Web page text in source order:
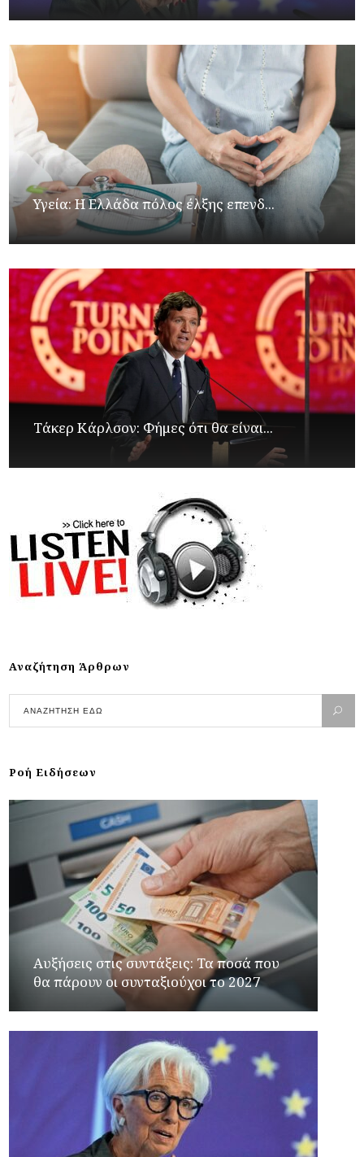
Υγεία: Η Ελλάδα πόλος έλξης επενδ...
Τάκερ Κάρλσον: Φήμες ότι θα είναι...
Αναζήτηση Άρθρων
Ροή Ειδήσεων
Αυξήσεις στις συντάξεις: Τα ποσά που
θα πάρουν οι συνταξιούχοι το 2027